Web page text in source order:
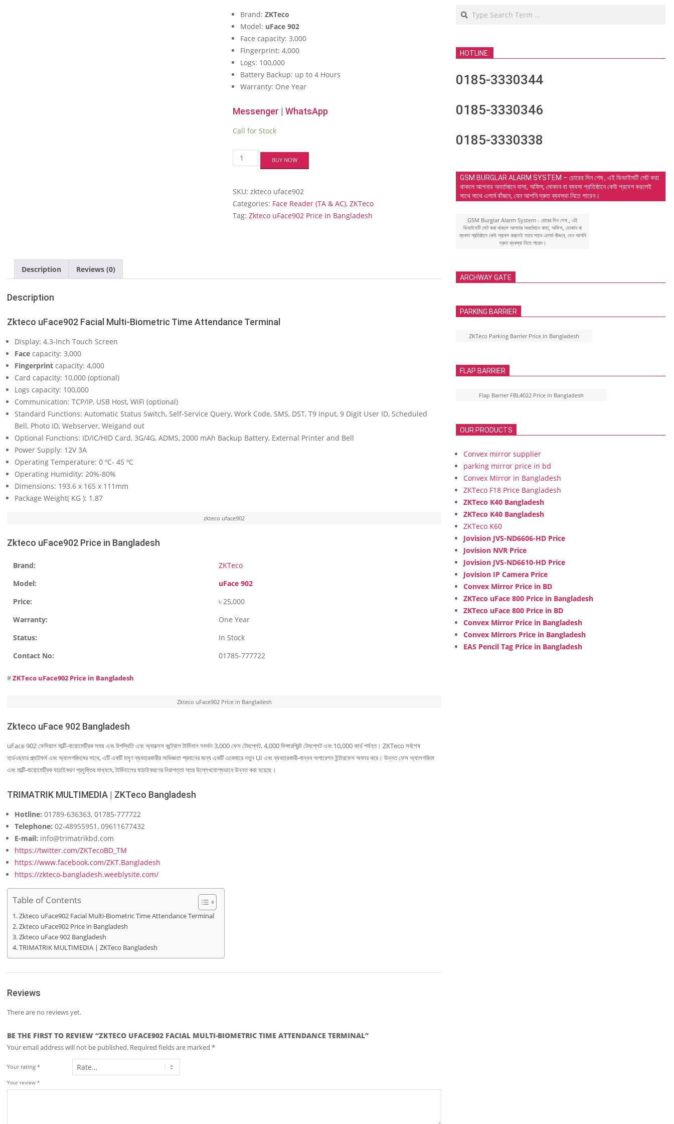
Brand:ZKTeco
Model: uFace 902
Face capacity: 3,000
Fingerprint: 4,000
Logs: 100,000
Battery Backup: up to 4 Hours
Warranty: One Year
Messenger |WhatsApp
Call for Stock
Zkteco
uFace902
Biometric
Time
Attendance
Terminal
BUY NOW
SKU:zkteco uface902
Categories: Face Reader (TA & AC),ZKTeco
Tag:Zkteco uFace902 Price in Bangladesh
Description Reviews (0)
Description
Zkteco uFace902 Facial Multi-Biometric Time Attendance Terminal
Display: 4.3-Inch Touch Screen
Face capacity: 3,000
Fingerprint capacity: 4,000
Card capacity: 10,000 (optional)
Logs capacity: 100,000
Communication: TCP/IP, USB Host, WiFi (optional)
Standard Functions: Automatic Status Switch, Self-Service Query, Work Code, SMS, DST, T9 Input, 9 Digit User ID, Scheduled
Bell, Photo ID, Webserver, Weigand out
Optional Functions: ID/IC/HID Card, 3G/4G, ADMS, 2000 mAh Backup Battery, External Printer and Bell
Power Supply: 12V 3A
Operating Temperature: 0 ºC- 45 ºC
Operating Humidity: 20%-80%
Dimensions: 193.6 x 165 x 111mm
Package Weight( KG ): 1.87
zkteco uface902
Zkteco uFace902 Price in Bangladesh
Brand:
ZKTeco
Model:
uFace 902
Price:
৳ 25,000
Warranty:
One Year
Status:
In Stock
Contact No:
01785-777722
#ZKTeco uFace902 Price in Bangladesh
Zkteco uFace902 Price in Bangladesh
Zkteco uFace 902 Bangladesh
uFace 902 ফেসিয়াল মাল্টি-বায়োমেট্রিক সময় এবং উপস্থিতি এবং অ্যাক্সেস কন্ট্রোল টার্মিনাল সমর্থন 3,000 ফেস টেমপ্লেট, 4,000 ফিঙ্গারপ্রিন্ট টেমপ্লেট এবং 10,000 কার্ড পর্যন্ত। ZKTeco সর্বশেষ
হার্ডওয়্যার প্ল্যাটফর্ম এবং অ্যালগরিদমের সাথে, এটি একটি মসৃণ ব্যবহারকারীর অভিজ্ঞতা প্রদানের জন্য একটি একেবারে নতুন UI এবং ব্যবহারকারী-বান্ধব অপারেশন ইন্টারফেস অফার করে। উন্নত ফেস অ্যালগরিদম
এবং মাল্টি-বায়োমেট্রিক যাচাইকরণ প্রযুক্তির মাধ্যমে, টার্মিনালের যাচাইকরণের নিরাপত্তা স্তর উল্লেখযোগ্যভাবে উন্নত করা হয়েছে।
TRIMATRIK MULTIMEDIA | ZKTeco Bangladesh
Hotline: 01789-636363, 01785-777722
Telephone: 02-48955951, 09611677432
E-mail: info@trimatrikbd.com
https://twitter.com/ZKTecoBD_TM
https://www.facebook.com/ZKT.Bangladesh
https://zkteco-bangladesh.weeblysite.com/
Table of Contents
Zkteco uFace902 Facial Multi-Biometric Time Attendance Terminal
Zkteco uFace902 Price in Bangladesh
Zkteco uFace 902 Bangladesh
TRIMATRIK MULTIMEDIA | ZKTeco Bangladesh
Reviews
There are no reviews yet.
BE THE FIRST TO REVIEW “ZKTECO UFACE902 FACIAL MULTI-BIOMETRIC TIME ATTENDANCE TERMINAL”
Your email address will not be published. Required fields are marked *
Your rating *
Your review *
Search
HOTLINE:
0185-3330344
0185-3330346
0185-3330338
GSM BURGLAR ALARM SYSTEM – চোরের দিন শেষ , এই ডিভাইসটি সেট করা
থাকলে আপনার অবর্তমানে বাসা, অফিস, দোকান বা ব্যবসা প্রতিষ্ঠানে কেউ প্রবেশ করলেই
সাথে সাথে এলার্ম বাঁজবে, যেন আপনি দ্রুত ব্যবস্থা নিতে পারেন।
GSM Burglar Alarm System - চোরের দিন শেষ , এই
ডিভাইসটি সেট করা থাকলে আপনার অবর্তমানে বাসা, অফিস, দোকান বা
ব্যবসা প্রতিষ্ঠানে কেউ প্রবেশ করলেই সাথে সাথে এলার্ম বাঁজবে, যেন আপনি
দ্রুত ব্যবস্থা নিতে পারেন।
ARCHWAY GATE
PARKING BARRIER
ZKTeco Parking Barrier Price in Bangladesh
FLAP BARRIER
Flap Barrier FBL4022 Price in Bangladesh
OUR PRODUCTS
Convex mirror supplier
parking mirror price in bd
Convex Mirror in Bangladesh
ZKTeco F18 Price Bangladesh
ZKTeco K40 Bangladesh
ZKTeco K40 Bangladesh
ZKTeco K60
Jovision JVS-ND6606-HD Price
Jovision NVR Price
Jovision JVS-ND6610-HD Price
Jovision IP Camera Price
Convex Mirror Price in BD
ZKTeco uFace 800 Price in Bangladesh
ZKTeco uFace 800 Price in BD
Convex Mirror Price in Bangladesh
Convex Mirrors Price in Bangladesh
EAS Pencil Tag Price in Bangladesh